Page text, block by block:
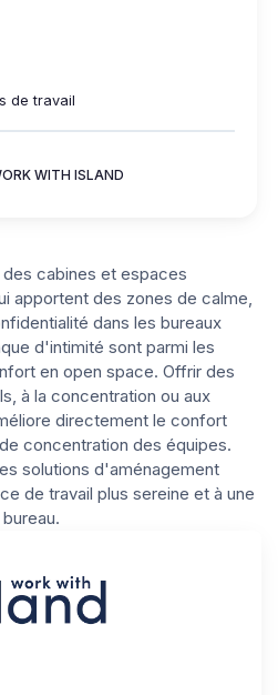
de travail
WITH ISLAND
cabines et espaces
apportent des zones de calme,
dans les bureaux
d'intimité sont parmi les
en open space. Offrir des
à la concentration ou aux
directement le confort
concentration des équipes.
solutions d'aménagement
de travail plus sereine et à une